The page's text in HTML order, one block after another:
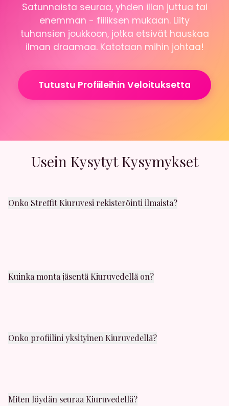
Satunnaista seuraa, yhden illan juttua tai
enemman - fiiliksen mukaan. Liity
tuhansien joukkoon, jotka etsivät hauskaa
ilman draamaa. Katotaan mihin johtaa!
Tutustu Profiileihin Veloituksetta
Usein Kysytyt Kysymykset
Onko Streffit Kiuruvesi rekisteröinti ilmaista?
Kuinka monta jäsentä Kiuruvedellä on?
Onko profiilini yksityinen Kiuruvedellä?
Miten löydän seuraa Kiuruvedellä?